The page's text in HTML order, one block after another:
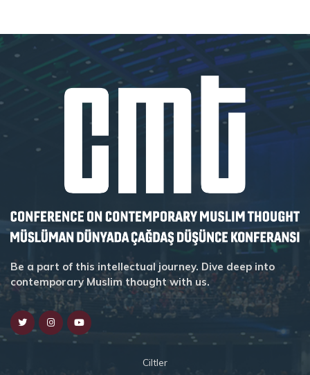
Be a part of this intellectual journey. Dive deep into
contemporary Muslim thought with us.
Ciltler